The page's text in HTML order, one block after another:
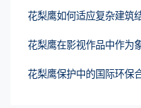
花梨鹰如何适应复杂建筑
花梨鹰在影视作品中作为
花梨鹰保护中的国际环保